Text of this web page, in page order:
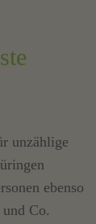
unzählige
ebenso
Co.